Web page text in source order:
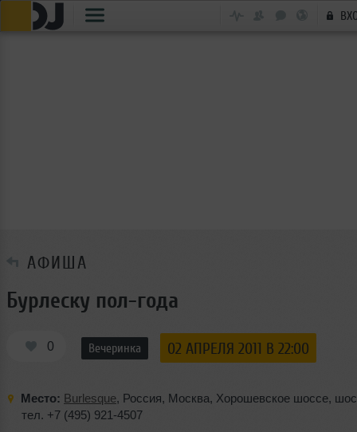
АФИША
Бурлеску пол-года
0 Вечеринка 02 АПРЕЛЯ 2011 В 22:00
Место: Burlesque, Россия, Москва, Хорошевское шоссе,
тел. +7 (495) 921-4507